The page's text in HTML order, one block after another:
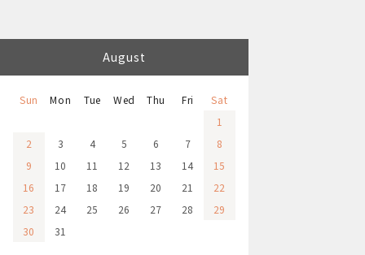
August
Sun Mon Tue Wed Thu Fri
Sat
1
2
3 4 5 6 7
8
9
10 11 12 13 14
15
16
17 18 19 20 21
22
23
24 25 26 27 28
29
30
31